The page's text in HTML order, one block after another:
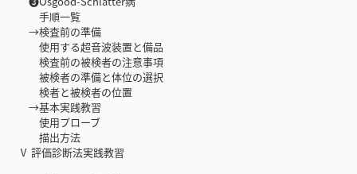
手順一覧
→検査前の準備
使用する超音波装置と備品
検査前の被検者の注意事項
被検者の準備と体位の選択
検者と被検者の位置
→基本実践教習
使用プローブ
描出方法
Ⅴ 評価診断法実践教習